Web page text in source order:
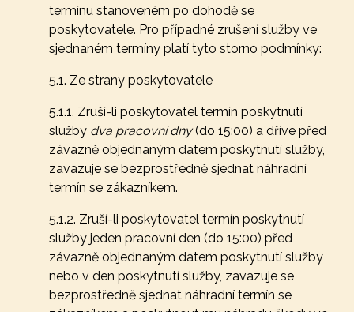
termínu stanoveném po dohodě se
poskytovatele. Pro případné zrušení služby ve
sjednaném termíny platí tyto storno podmínky:
5.1. Ze strany poskytovatele
5.1.1. Zruší-li poskytovatel termín poskytnutí
služby dva pracovní dny(do 15:00) a dříve před
závazně objednaným datem poskytnutí služby,
zavazuje se bezprostředně sjednat náhradní
termín se zákazníkem.
5.1.2. Zruší-li poskytovatel termín poskytnutí
služby jeden pracovní den (do 15:00) před
závazně objednaným datem poskytnutí služby
nebo v den poskytnutí služby, zavazuje se
bezprostředně sjednat náhradní termín se